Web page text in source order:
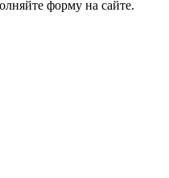
форму на сайте.